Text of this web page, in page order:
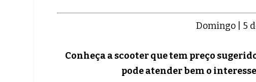
Domingo | 5
Conheça a scooter que tem preço
pode atender bem o